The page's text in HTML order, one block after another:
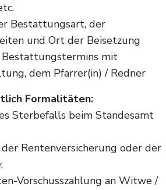
Bestattungsart, der
und Ort der Beisetzung
mit
dem Pfarrer(in) / Redner
Formalitäten:
Sterbefalls beim Standesamt
Rentenversicherung oder der
Vorschusszahlung an Witwe /